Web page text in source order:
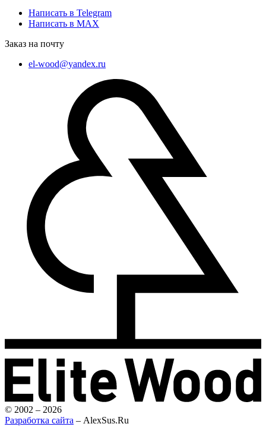
Написать в Telegram
Написать в MAX
Заказ на почту
el-wood@yandex.ru
© 2002 – 2026
Разработка сайта – AlexSus.Ru